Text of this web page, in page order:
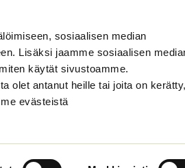
sosiaalisen median
Lisäksi jaamme sosiaalisen
käytät sivustoamme.
olet antanut heille tai joita on kerätty,
evästeistä